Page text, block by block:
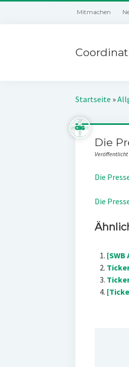
Mitmachen
Startseite »
Die
Veröffentlicht
Die
Die
[SWB